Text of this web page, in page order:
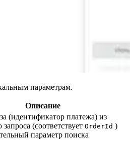
параметрам.
Описание
(идентификатор платежа) из
(соответствует OrderId )
параметр поиска